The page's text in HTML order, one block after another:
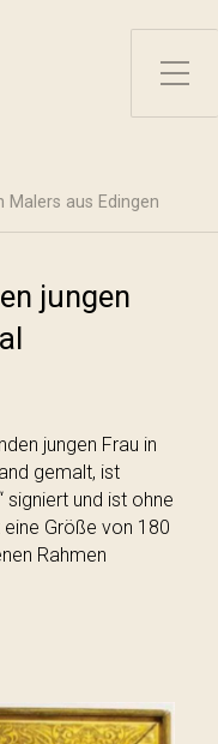
Toggle Side Menu
Malers aus Edingen
jungen
jungen Frau in
gemalt, ist
signiert und ist ohne
Größe von 180
Rahmen